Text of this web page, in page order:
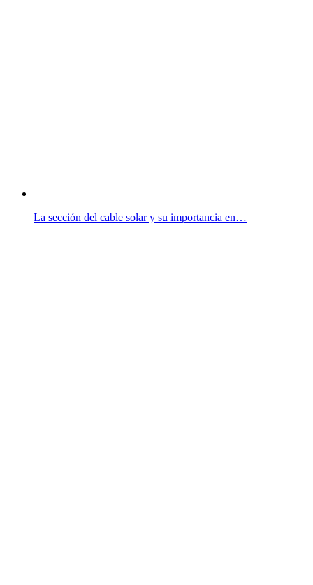
La sección del cable solar y su importancia en…